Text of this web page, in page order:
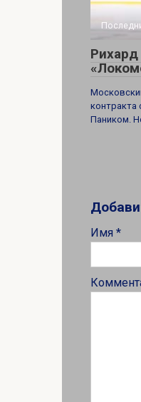
Рихард
контракта
Паником.
Имя *